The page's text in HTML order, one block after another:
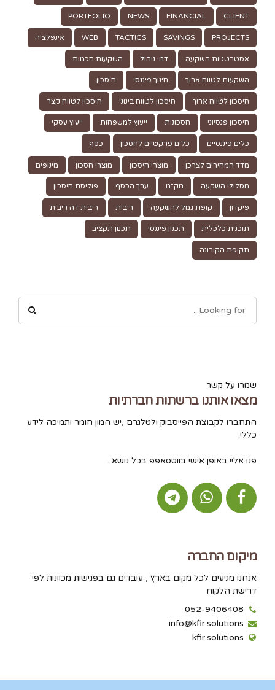
CLIENT
FINANCIAL
NEWS
PORTFOLIO
PROJECTS
SAVINGS
TACTICS
WEB אינפלציה
אסטרטגיות השקעה דמי ניהול השקעות חכמות
השקעות לטווח ארוך חינוך פיננסי חיסכון
חיסכון לטווח ארוך חיסכון לטווח בינוני חיסכון לטווח קצר
חיסכון פנסיוני חסכונות ייעוץ למשפחות ייעוץ עסקי
כלים פיננסיים כלים פרקטיים לחסכון כסף
מדד המחירים לצרכן מוצרי חיסכון מוצרי חסכון מינופים
מסלולי השקעה מק"מ ערך הכסף פוליסת חיסכון
פיקדון קופת גמל להשקעה ריבית ריבית דה ריבית
תוכנית כלכלית תכנון פיננסי תכנון תקציב
תקופת הקורונה
שמרו על קשר
מצאו אותנו ברשתות חברתיות
התחברו לקבוצת הפייסבוק ולטלגרם ,יש המון חומר ותמיכה לידע
כללי.
פנו אליי באופן אישי בווטסאפפ בכל נושא .
מיקום החברה
אנחנו מגיעים לכל מקום בארץ , עובדים גם בפגישות מכוונות לפי
דרישת הלקוח
052-9406408
info@kfir.solutions
kfir.solutions